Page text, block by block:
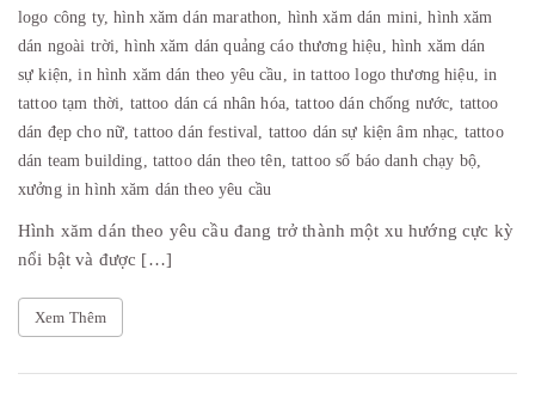
logo công ty,hình xăm dán marathon, hình xăm dán mini,hình xăm
dán ngoài trời,hình xăm dán quảng cáo thương hiệu, hình xăm dán
sự kiện,in hình xăm dán theo yêu cầu, in tattoo logo thương hiệu,in
tattoo tạm thời, tattoo dán cá nhân hóa,tattoo dán chống nước, tattoo
dán đẹp cho nữ,tattoo dán festival, tattoo dán sự kiện âm nhạc, tattoo
dán team building, tattoo dán theo tên,tattoo số báo danh chạy bộ,
xưởng in hình xăm dán theo yêu cầu
Hình xăm dán theo yêu cầu đang trở thành một xu hướng cực kỳ
nổi bật và được […]
Xem Thêm